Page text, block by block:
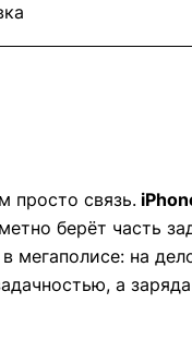
просто связь.
берёт часть
на
а